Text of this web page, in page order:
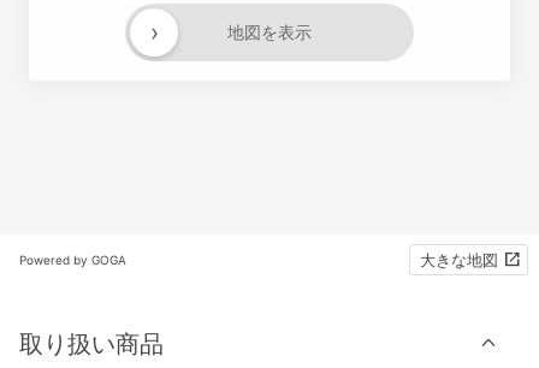
地図を表示
›
Powered by GOGA 大きな地図
取り扱い商品